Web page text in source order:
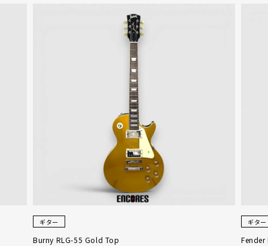
ギター
Burny RLG-55 Gold Top
ギター
Fender